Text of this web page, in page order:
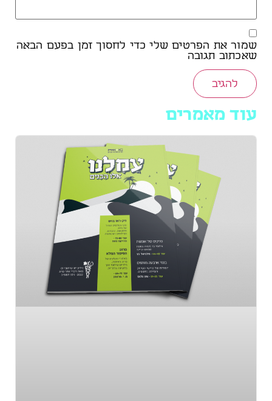
שמור את הפרטים שלי כדי לחסוך זמן בפעם הבאה
שאכתוב תגובה
עוד מאמרים